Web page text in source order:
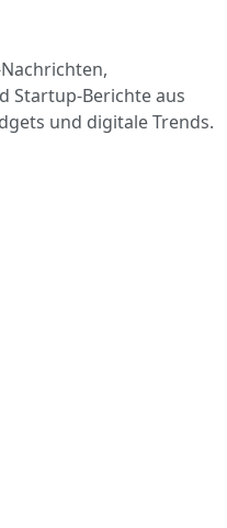
Startup-Berichte aus
und digitale Trends.